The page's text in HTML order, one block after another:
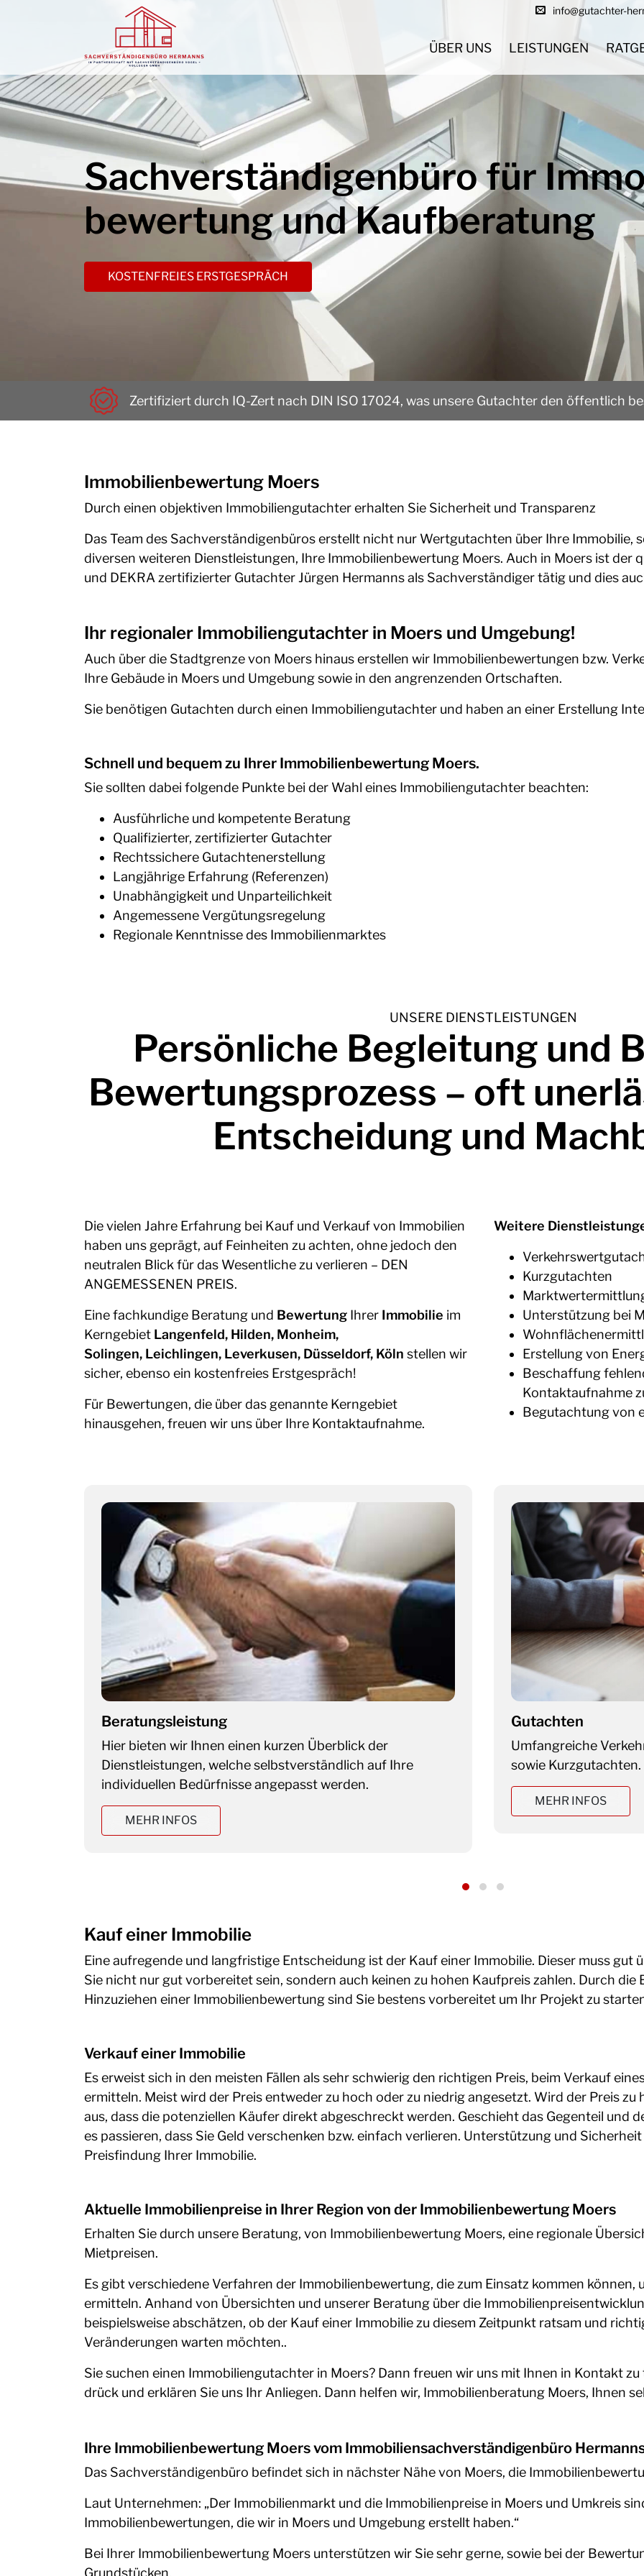
info@gutachter-
ÜBER UNS LEISTUNGEN
Sachverständigenbüro für
bewertung und Kaufberatung
KOSTENFREIES ERSTGESPRÄCH
Zertifiziert durch IQ-Zert nach DIN ISO 17024, was unsere Gutachter den öffentlich
Immobilienbewertung Moers
Durch einen objektiven Immobiliengutachter erhalten Sie Sicherheit und Transparenz
Das Team des Sachverständigenbüros erstellt nicht nur Wertgutachten über Ihre Immobilie,
diversen weiteren Dienstleistungen, Ihre Immobilienbewertung Moers. Auch in Moers ist der
und DEKRA zertifizierter Gutachter Jürgen Hermanns als Sachverständiger tätig und dies
Ihr regionaler Immobiliengutachter in Moers und Umgebung!
Auch über die Stadtgrenze von Moers hinaus erstellen wir Immobilienbewertungen bzw.
Ihre Gebäude in Moers und Umgebung sowie in den angrenzenden Ortschaften.
Sie benötigen Gutachten durch einen Immobiliengutachter und haben an einer Erstellung
Schnell und bequem zu Ihrer Immobilienbewertung Moers.
Sie sollten dabei folgende Punkte bei der Wahl eines Immobiliengutachter beachten:
Ausführliche und kompetente Beratung
Qualifizierter, zertifizierter Gutachter
Rechtssichere Gutachtenerstellung
Langjährige Erfahrung (Referenzen)
Unabhängigkeit und Unparteilichkeit
Angemessene Vergütungsregelung
Regionale Kenntnisse des Immobilienmarktes
UNSERE DIENSTLEISTUNGEN
Persönliche Begleitung und
Bewertungsprozess – oft
Entscheidung und
Die vielen Jahre Erfahrung bei Kauf und Verkauf von Immobilien
haben uns geprägt, auf Feinheiten zu achten, ohne jedoch den
neutralen Blick für das Wesentliche zu verlieren – DEN
ANGEMESSENEN PREIS.
Eine fachkundige Beratung und Bewertung Ihrer Immobilie im
Kerngebiet Langenfeld, Hilden, Monheim,
Solingen, Leichlingen, Leverkusen, Düsseldorf, Köln stellen wir
sicher, ebenso ein kostenfreies Erstgespräch!
Für Bewertungen, die über das genannte Kerngebiet
hinausgehen, freuen wir uns über Ihre Kontaktaufnahme.
Weitere
Kurzgutachten
Unterstützung bei
Erstellung von
Beschaffung
Kontaktaufnahme
Begutachtung von
Gutachten
Umfangreiche Verkehrswertgutachten nach § 194 BauGB
sowie Kurzgutachten.
Pflichtteils­anspruch
Im Zusammenhang
spezielle Gutachten
MEHR INFOS
Kauf einer Immobilie
Eine aufregende und langfristige Entscheidung ist der Kauf einer Immobilie. Dieser muss gut
Sie nicht nur gut vorbereitet sein, sondern auch keinen zu hohen Kaufpreis zahlen. Durch
Hinzuziehen einer Immobilienbewertung sind Sie bestens vorbereitet um Ihr Projekt zu
Verkauf einer Immobilie
Es erweist sich in den meisten Fällen als sehr schwierig den richtigen Preis, beim Verkauf
ermitteln. Meist wird der Preis entweder zu hoch oder zu niedrig angesetzt. Wird der Preis
aus, dass die potenziellen Käufer direkt abgeschreckt werden. Geschieht das Gegenteil und
es passieren, dass Sie Geld verschenken bzw. einfach verlieren. Unterstützung und
Preisfindung Ihrer Immobilie.
Aktuelle Immobilienpreise in Ihrer Region von der Immobilienbewertung Moers
Erhalten Sie durch unsere Beratung, von Immobilienbewertung Moers, eine regionale
Mietpreisen.
Es gibt verschiedene Verfahren der Immobilienbewertung, die zum Einsatz kommen können,
ermitteln. Anhand von Übersichten und unserer Beratung über die
beispielsweise abschätzen, ob der Kauf einer Immobilie zu diesem Zeitpunkt ratsam und
Veränderungen warten möchten..
Sie suchen einen Immobiliengutachter in Moers? Dann freuen wir uns mit Ihnen in Kontakt
drück und erklären Sie uns Ihr Anliegen. Dann helfen wir, Immobilienberatung Moers, Ihnen
Ihre Immobilienbewertung Moers vom Immobiliensachverständigenbüro
Das Sachverständigenbüro befindet sich in nächster Nähe von Moers, die
Laut Unternehmen: „Der Immobilienmarkt und die Immobilienpreise in Moers und Umkreis
Immobilienbewertungen, die wir in Moers und Umgebung erstellt haben.“
Bei Ihrer Immobilienbewertung Moers unterstützen wir Sie sehr gerne, sowie bei der
Grundstücken.